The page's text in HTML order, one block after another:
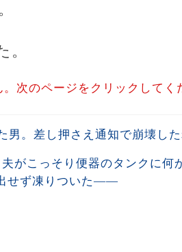
。
次のページをクリックしてく
男。差し押さえ通知で崩壊し
がこっそり便器のタンクに何
せず凍りついた――